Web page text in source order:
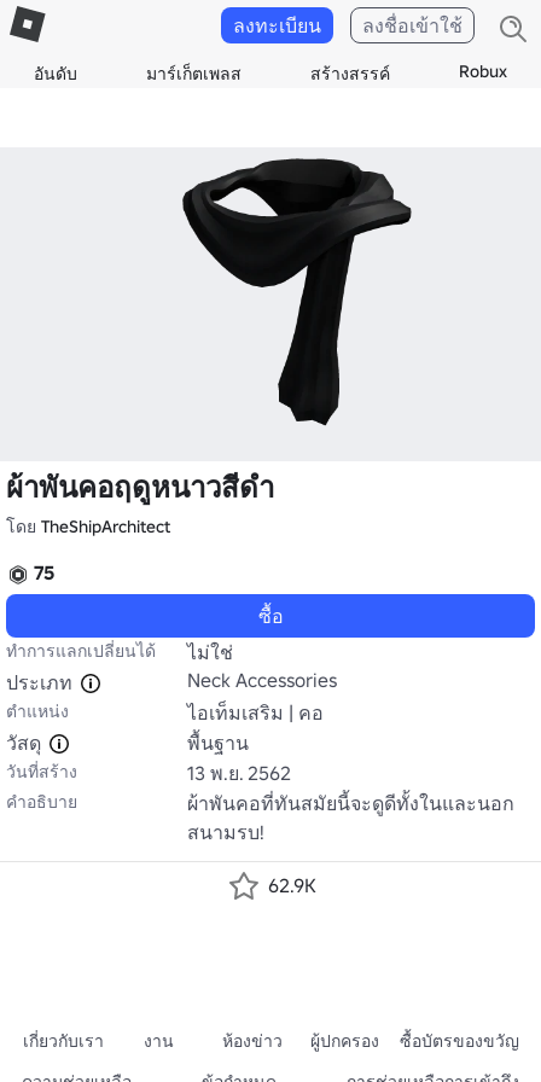
อันดับ มาร์เก็ตเพลส สร้างสรรค์ Robux
ลงทะเบียน ลงชื่อเข้าใช้
ผ้าพันคอฤดูหนาวสีดํา
โดย TheShipArchitect
75
ซื้อ
ทำการแลกเปลี่ยนได้
ไม่ใช่
ประเภท
Neck Accessories
ตำแหน่ง
ไอเท็มเสริม | คอ
วัสดุ
พื้นฐาน
วันที่สร้าง 13 พ.ย. 2562
คำอธิบาย
ผ้าพันคอที่ทันสมัยนี้จะดูดีทั้งในและนอก
สนามรบ!
62.9K
เกี่ยวกับเรา งาน ห้องข่าว ผู้ปกครอง
ซื้อบัตรของขวัญ